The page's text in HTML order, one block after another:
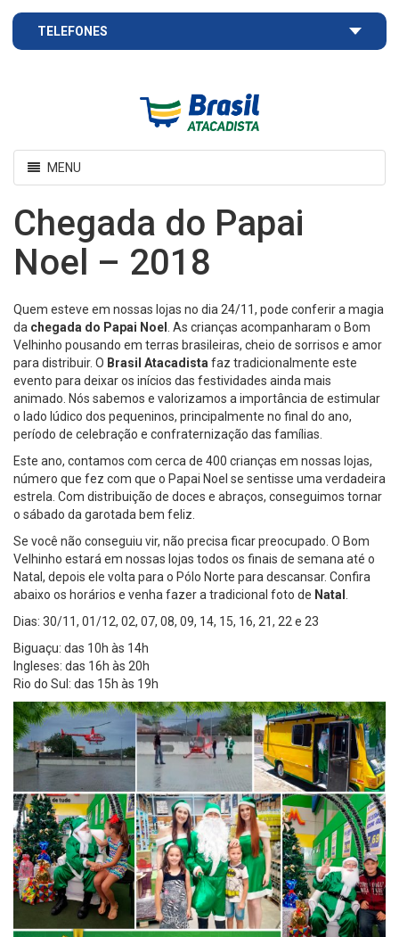
TELEFONES
Atacadista
Toggle
navigation
MENU
Chegada do Papai
Noel – 2018
Quem esteve em nossas lojas no dia 24/11, pode conferir a magia
da chegada do Papai Noel
. As crianças acompanharam o Bom
Velhinho pousando em terras brasileiras, cheio de sorrisos e amor
para distribuir. O Brasil Atacadista faz tradicionalmente este
evento para deixar os inícios das festividades ainda mais
animado. Nós sabemos e valorizamos a importância de estimular
o lado lúdico dos pequeninos, principalmente no final do ano,
período de celebração e confraternização das famílias.
Este ano, contamos com cerca de 400 crianças em nossas lojas,
número que fez com que o Papai Noel se sentisse uma verdadeira
estrela. Com distribuição de doces e abraços, conseguimos tornar
o sábado da garotada bem feliz.
Se você não conseguiu vir, não precisa ficar preocupado. O Bom
Velhinho estará em nossas lojas todos os finais de semana até o
Natal, depois ele volta para o Pólo Norte para descansar. Confira
abaixo os horários e venha fazer a tradicional foto de Natal
Dias: 30/11, 01/12, 02, 07, 08, 09, 14, 15, 16, 21, 22 e 23
Biguaçu: das 10h às 14h
Ingleses: das 16h às 20h
Rio do Sul: das 15h às 19h